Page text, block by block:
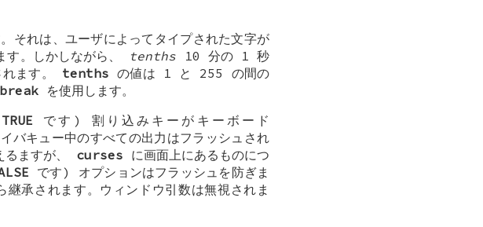
それは、ユーザによってタイプされた文字が
。しかしながら、 tenths 10 分の 1 秒
ます。 tenths の値は 1 と 255 の間の
を使用します。
TRUE です) 割り込みキーがキーボード
ュー中のすべての出力はフラッシュされ
るますが、 curses に画面上にあるものにつ
です) オプションはフラッシュを防ぎま
承されます。ウィンドウ引数は無視されま